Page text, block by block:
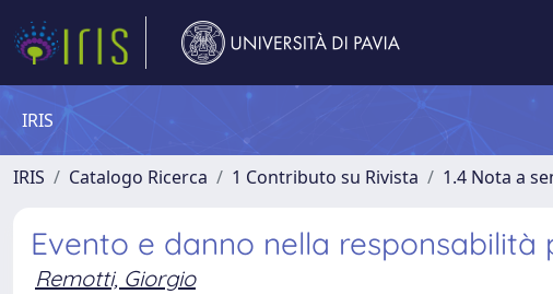
IRIS
IRIS Catalogo Ricerca 1 Contributo su Rivista 1.4 Nota a
Evento e danno nella
Remotti, Giorgio